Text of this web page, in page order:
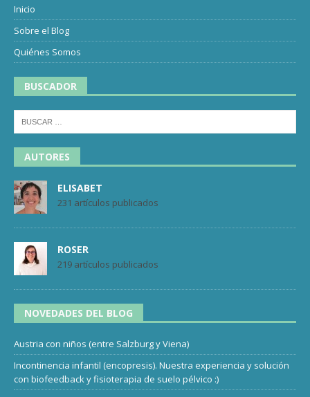
Inicio
Sobre el Blog
Quiénes Somos
BUSCADOR
AUTORES
ELISABET
231 artículos publicados
ROSER
219 artículos publicados
NOVEDADES DEL BLOG
Austria con niños (entre Salzburg y Viena)
Incontinencia infantil (encopresis). Nuestra experiencia y solución
con biofeedback y fisioterapia de suelo pélvico :)